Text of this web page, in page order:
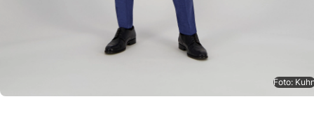
Foto: